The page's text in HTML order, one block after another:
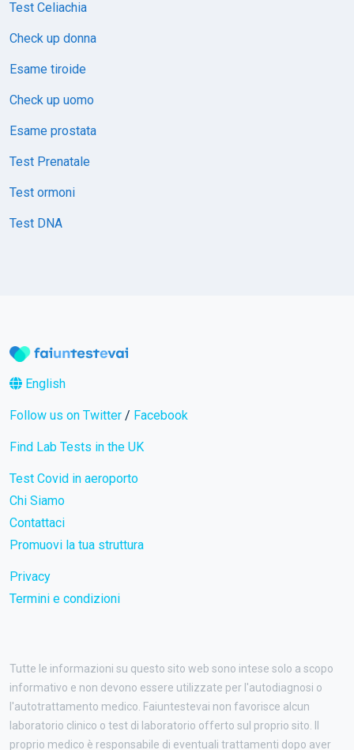
Test Celiachia
Check up donna
Esame tiroide
Check up uomo
Esame prostata
Test Prenatale
Test ormoni
Test DNA
English
Follow us on Twitter / Facebook
Find Lab Tests in the UK
Test Covid in aeroporto
Chi Siamo
Contattaci
Promuovi la tua struttura
Privacy
Termini e condizioni
Tutte le informazioni su questo sito web sono intese solo a scopo
informativo e non devono essere utilizzate per l'autodiagnosi o
l'autotrattamento medico. Faiuntestevai non favorisce alcun
laboratorio clinico o test di laboratorio offerto sul proprio sito. Il
proprio medico è responsabile di eventuali trattamenti dopo aver